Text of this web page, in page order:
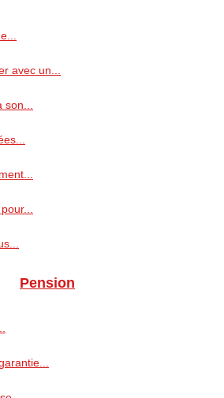
avec un...
son...
Pension